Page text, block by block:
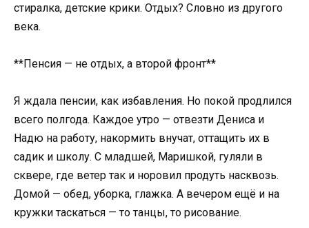
стиралка, детские крики. Отдых? Словно из другого
века.
**Пенсия — не отдых, а второй фронт**
Я ждала пенсии, как избавления. Но покой продлился
всего полгода. Каждое утро — отвезти Дениса и
Надю на работу, накормить внучат, оттащить их в
садик и школу. С младшей, Маришкой, гуляли в
сквере, где ветер так и норовил продуть насквозь.
Домой — обед, уборка, глажка. А вечером ещё и на
кружки таскаться — то танцы, то рисование.